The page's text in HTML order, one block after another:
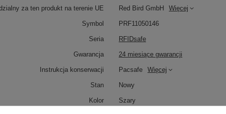
za ten produkt na terenie UE Red Bird GmbH Więcej
Symbol PRF11050146
Seria RFIDsafe
Gwarancja 24 miesiące gwarancji
Instrukcja konserwacji Pacsafe Więcej
Stan Nowy
Kolor Szary